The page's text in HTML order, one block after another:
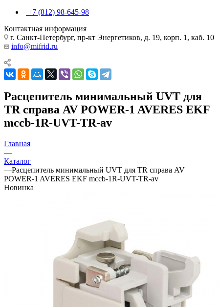
+7 (812) 98-645-98
Контактная информация
г. Санкт-Петербург, пр-кт Энергетиков, д. 19, корп. 1, каб. 10
info@mifrid.ru
Расцепитель минимальный UVT для
TR справа AV POWER-1 AVERES EKF
mccb-1R-UVT-TR-av
Главная
—
Каталог
—Расцепитель минимальный UVT для TR справа AV
POWER-1 AVERES EKF mccb-1R-UVT-TR-av
Новинка